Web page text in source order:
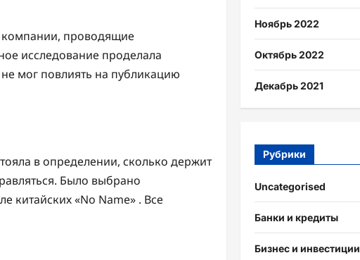
компании, проводящие
исследование проделала
мог повлиять на публикацию
в определении, сколько держит
Было выбрано
китайских «No Name» . Все
Ноябрь 2022
Октябрь 2022
Декабрь 2021
Рубрики
Uncategorised
Банки и кредиты
Бизнес и инвестиции